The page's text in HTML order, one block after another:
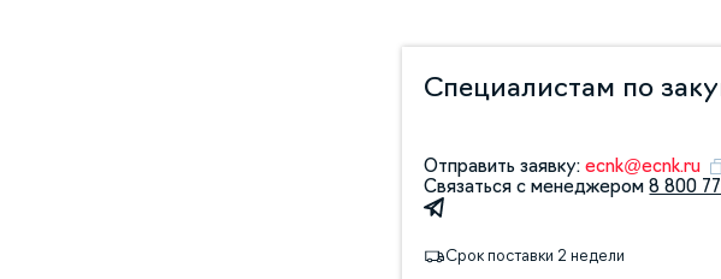
Специалистам по
Отправить заявку:ecnk@ecnk.ru
Связаться с менеджером8 800
Срок поставки 2 недели